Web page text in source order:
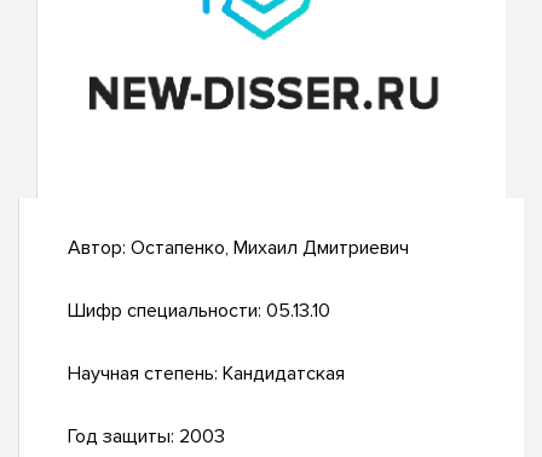
Автор: Остапенко, Михаил Дмитриевич
Шифр специальности: 05.13.10
Научная степень: Кандидатская
Год защиты: 2003